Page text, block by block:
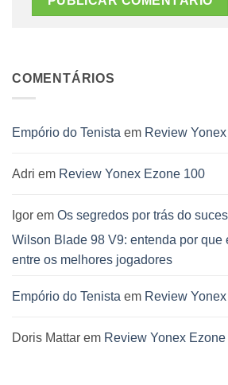
COMENTÁRIOS
Empório do Tenista em Review
Adri em Review Yonex Ezone 100
Igor em Os segredos por trás do
Wilson Blade 98 V9: entenda por que
entre os melhores jogadores
Empório do Tenista em Review
Doris Mattar em Review Yonex